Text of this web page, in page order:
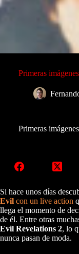
Primeras
Primeras
Si hace unos días
Evil con un live action
llega el momento de
de él. Entre otras
Evil Revelations 2, lo
nunca pasan de moda.